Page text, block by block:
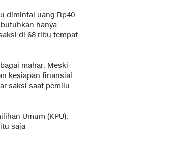
dimintai uang Rp40
hanya
di 68 ribu tempat
mahar. Meski
kesiapan finansial
saksi saat pemilu
Umum (KPU),
saja